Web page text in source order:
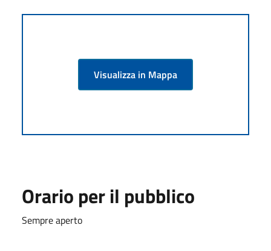
Visualizza in Mappa
Orario per il pubblico
Sempre aperto